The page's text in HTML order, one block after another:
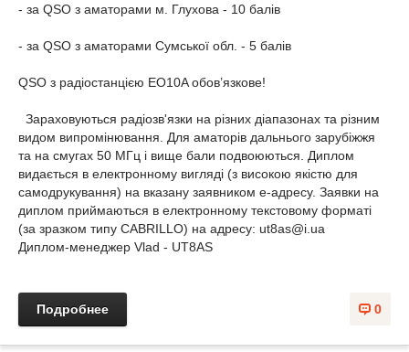
- за QSO з аматорами м. Глухова - 10 балів
- за QSO з аматорами Сумської обл. - 5 балів
QSO з радіостанцією EO10A обов’язкове!
Зараховуються радіозв'язки на різних діапазонах та різним
видом випромінювання. Для аматорів дальнього зарубіжжя
та на смугах 50 МГц і вище бали подвоюються. Диплом
видається в електронному вигляді (з високою якістю для
самодрукування) на вказану заявником е-адресу. Заявки на
диплом приймаються в електронному текстовому форматі
(за зразком типу CABRILLO) на адресу: ut8as@i.ua
Диплом-менеджер Vlad - UT8AS
0
Подробнее